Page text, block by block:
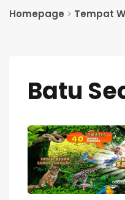
Homepage > Tempat
Batu